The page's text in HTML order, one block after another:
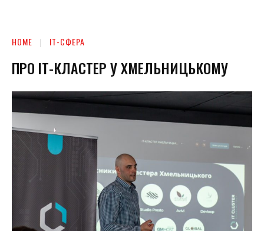
HOME ІТ-СФЕРА
ПРО ІТ-КЛАСТЕР У ХМЕЛЬНИЦЬКОМУ